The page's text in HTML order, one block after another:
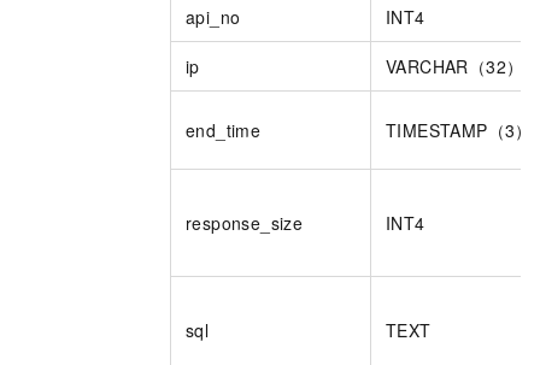
api_no INT4
ip VARCHAR（32）
end_time TIMESTAMP（3）
response_size INT4
sql TEXT